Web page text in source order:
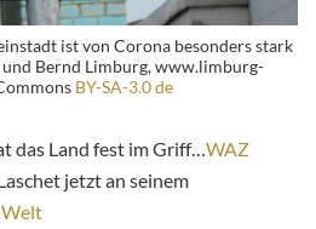
ist von Corona besonders stark
Bernd Limburg, www.limburg-
BY-SA-3.0 de
das Land fest im Griff…WAZ
jetzt an seinem
Welt